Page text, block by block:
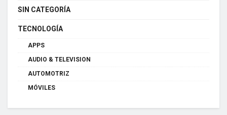
SIN CATEGORÍA
TECNOLOGÍA
APPS
AUDIO & TELEVISION
AUTOMOTRIZ
MÓVILES